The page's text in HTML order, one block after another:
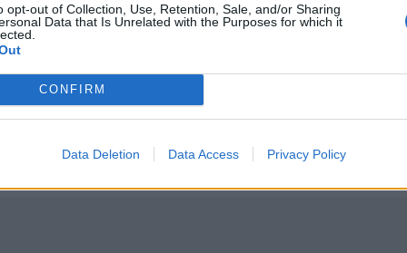
opt-out of Collection, Use, Retention, Sale, and/or Sharing
Data that Is Unrelated with the Purposes for which it
CONFIRM
Data Deletion Data Access Privacy Policy
για 5η χρονιά
- Είχε μεταφερθεί στο Α.Τ πριν την εξαφάνιση της
που βρέθηκε νεκρή - Είχε μεταφερθεί στο Α.Τ πριν την
Χανιά: Δίκτυο 62 κοινόχρηστων κρηνών προσφέρει
15:52
Χανιά: Δίκτυο 62 κοινόχρηστων
χώρους